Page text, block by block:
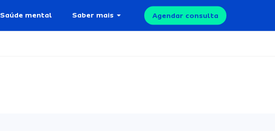
Saúde mental Saber mais Agendar consulta